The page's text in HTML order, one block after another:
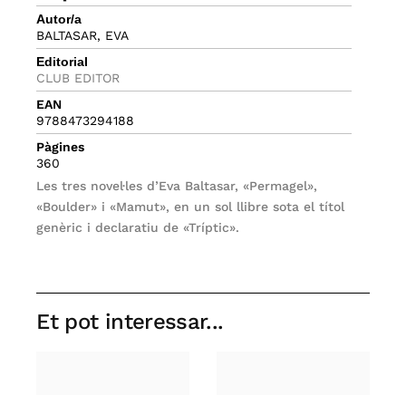
Autor/a
BALTASAR, EVA
Editorial
CLUB EDITOR
EAN
9788473294188
Pàgines
360
Les tres novel·les d’Eva Baltasar, «Permagel»,
«Boulder» i «Mamut», en un sol llibre sota el títol
genèric i declaratiu de «Tríptic».
Et pot interessar...